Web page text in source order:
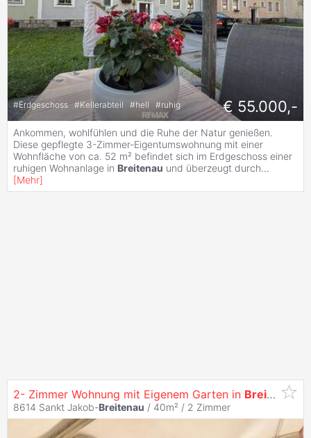
#Erdgeschoss #Kellerabteil #hell #ruhig € 55.000,-
Ankommen, wohlfühlen und die Ruhe der Natur genießen.
Diese gepflegte 3-Zimmer-Eigentumswohnung mit einer
Wohnfläche von ca. 52 m² befindet sich im Erdgeschoss einer
ruhigen Wohnanlage in Breitenau und überzeugt durch...
[Mehr]
2- Zimmer Wohnung mit Eigenem Garten in Breitenau
8614 Sankt Jakob-Breitenau / 40m² / 2 Zimmer